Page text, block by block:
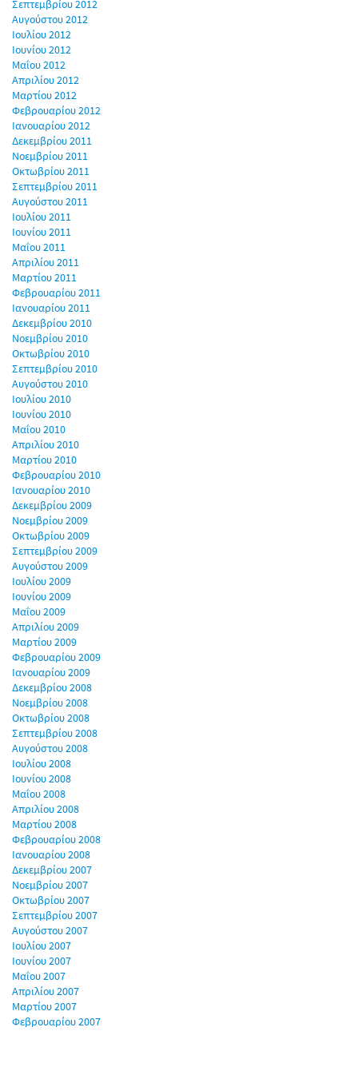
Σεπτεμβρίου 2012
Αυγούστου 2012
Ιουλίου 2012
Ιουνίου 2012
Μαΐου 2012
Απριλίου 2012
Μαρτίου 2012
Φεβρουαρίου 2012
Ιανουαρίου 2012
Δεκεμβρίου 2011
Νοεμβρίου 2011
Οκτωβρίου 2011
Σεπτεμβρίου 2011
Αυγούστου 2011
Ιουλίου 2011
Ιουνίου 2011
Μαΐου 2011
Απριλίου 2011
Μαρτίου 2011
Φεβρουαρίου 2011
Ιανουαρίου 2011
Δεκεμβρίου 2010
Νοεμβρίου 2010
Οκτωβρίου 2010
Σεπτεμβρίου 2010
Αυγούστου 2010
Ιουλίου 2010
Ιουνίου 2010
Μαΐου 2010
Απριλίου 2010
Μαρτίου 2010
Φεβρουαρίου 2010
Ιανουαρίου 2010
Δεκεμβρίου 2009
Νοεμβρίου 2009
Οκτωβρίου 2009
Σεπτεμβρίου 2009
Αυγούστου 2009
Ιουλίου 2009
Ιουνίου 2009
Μαΐου 2009
Απριλίου 2009
Μαρτίου 2009
Φεβρουαρίου 2009
Ιανουαρίου 2009
Δεκεμβρίου 2008
Νοεμβρίου 2008
Οκτωβρίου 2008
Σεπτεμβρίου 2008
Αυγούστου 2008
Ιουλίου 2008
Ιουνίου 2008
Μαΐου 2008
Απριλίου 2008
Μαρτίου 2008
Φεβρουαρίου 2008
Ιανουαρίου 2008
Δεκεμβρίου 2007
Νοεμβρίου 2007
Οκτωβρίου 2007
Σεπτεμβρίου 2007
Αυγούστου 2007
Ιουλίου 2007
Ιουνίου 2007
Μαΐου 2007
Απριλίου 2007
Μαρτίου 2007
Φεβρουαρίου 2007